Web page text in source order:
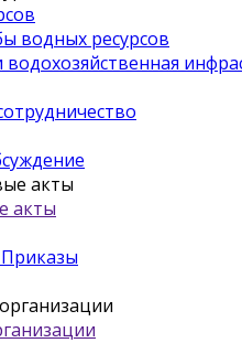
водных ресурсов
акты